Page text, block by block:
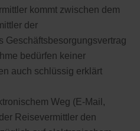
kommt zwischen dem
der
Geschäftsbesorgungsvertrag
bedürfen keiner
auch schlüssig erklärt
Weg (E-Mail,
Reisevermittler den